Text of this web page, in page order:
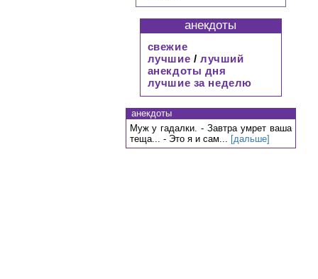
анекдоты
свежие
лучшие / лучший
анекдоты дня
лучшие за неделю
анекдоты
Муж у гадалки. - Завтра умрет ваша
теща... - Это я и сам... [дальше]